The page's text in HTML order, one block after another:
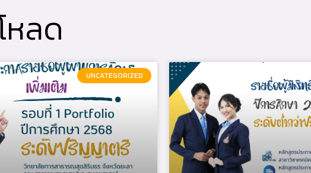
หลด
UNCATEGORIZED